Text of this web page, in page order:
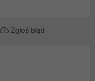
Zgłoś błąd